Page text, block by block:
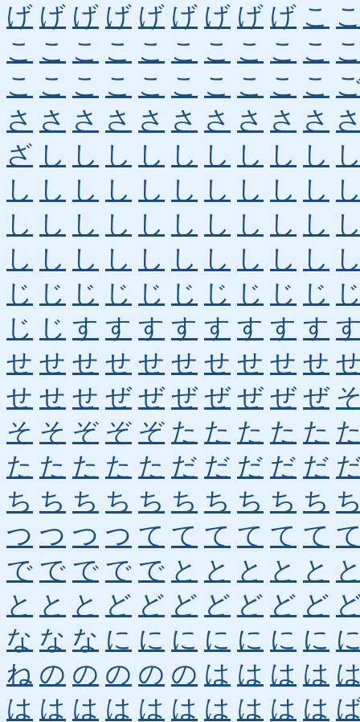
げ げ げ げ げ げ げ げ げ こ
こ こ こ こ こ こ こ こ こ こ
こ こ こ こ こ こ こ こ こ こ
さ さ さ さ さ さ さ さ さ さ
ざ し し し し し し し し し
し し し し し し し し し し
し し し し し し し し し し
し し し し し し し し し し
じ じ じ じ じ じ じ じ じ じ
じ じ す す す す す す す す
せ せ せ せ せ せ せ せ せ せ
せ せ せ ぜ ぜ ぜ ぜ ぜ ぜ ぜ
そ そ ぞ ぞ ぞ た た た た た
た た た た た だ だ だ だ だ
ち ち ち ち ち ち ち ち ち ち
つ つ つ つ て て て て て て
で で で で で と と と と と
と と と ど ど ど ど ど ど ど
な な な に に に に に に に
ね の の の の の は は は は
は は は は は は は は は は